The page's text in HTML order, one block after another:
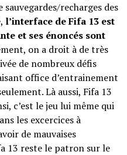
recharges des
l’interface de Fifa 13 est
et ses énoncés sont
on a droit à de très
de nombreux défis
office d’entrainement
Là aussi, Fifa 13
c’est le jeu lui même qui
les excercices à
de mauvaises
13 reste le patron sur le